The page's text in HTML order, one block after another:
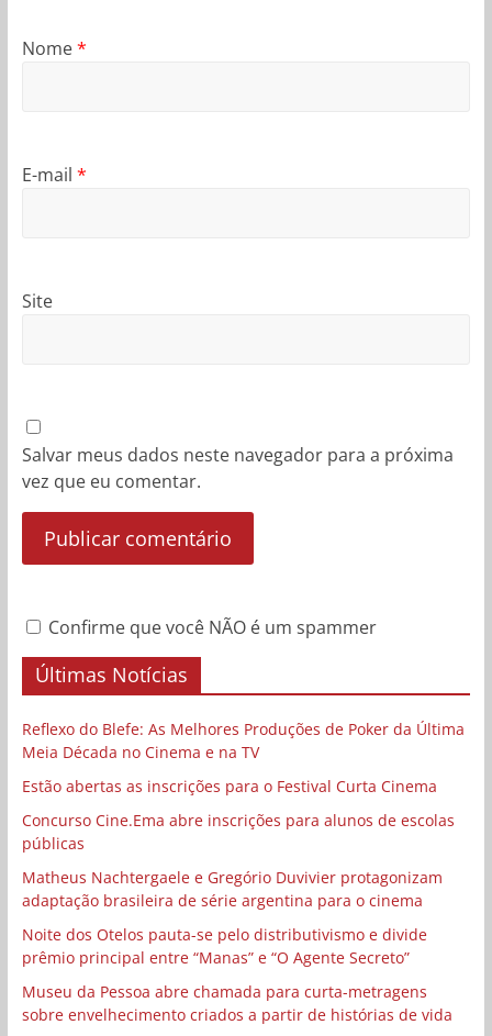
Nome*
E-mail *
Site
Salvar meus dados neste navegador para a próxima
vez que eu comentar.
Confirme que você NÃO é um spammer
Últimas Notícias
Reflexo do Blefe: As Melhores Produções de Poker da Última
Meia Década no Cinema e na TV
Estão abertas as inscrições para o Festival Curta Cinema
Concurso Cine.Ema abre inscrições para alunos de escolas
públicas
Matheus Nachtergaele e Gregório Duvivier protagonizam
adaptação brasileira de série argentina para o cinema
Noite dos Otelos pauta-se pelo distributivismo e divide
prêmio principal entre “Manas” e “O Agente Secreto”
Museu da Pessoa abre chamada para curta-metragens
sobre envelhecimento criados a partir de histórias de vida